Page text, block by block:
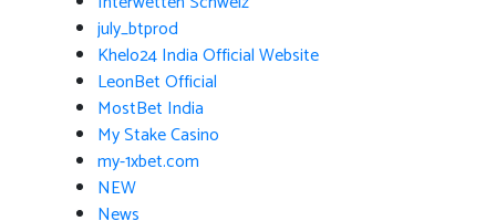
july_btprod
Khelo24 India Official Website
LeonBet Official
MostBet India
My Stake Casino
my-1xbet.com
NEW
News